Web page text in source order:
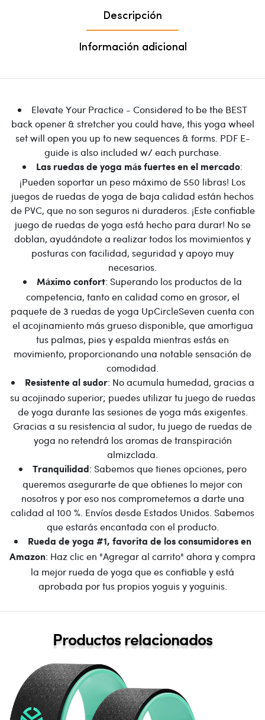
Descripción
Información adicional
Elevate Your Practice - Considered to be the BEST
back opener & stretcher you could have, this yoga wheel
set will open you up to new sequences & forms. PDF E-
guide is also included w/ each purchase.
Las ruedas de yoga más fuertes en el mercado:
¡Pueden soportar un peso máximo de 550 libras! Los
juegos de ruedas de yoga de baja calidad están hechos
de PVC, que no son seguros ni duraderos. ¡Este confiable
juego de ruedas de yoga está hecho para durar! No se
doblan, ayudándote a realizar todos los movimientos y
posturas con facilidad, seguridad y apoyo muy
necesarios.
Máximo confort: Superando los productos de la
competencia, tanto en calidad como en grosor, el
paquete de 3 ruedas de yoga UpCircleSeven cuenta con
el acojinamiento más grueso disponible, que amortigua
tus palmas, pies y espalda mientras estás en
movimiento, proporcionando una notable sensación de
comodidad.
Resistente al sudor: No acumula humedad, gracias a
su acojinado superior; puedes utilizar tu juego de ruedas
de yoga durante las sesiones de yoga más exigentes.
Gracias a su resistencia al sudor, tu juego de ruedas de
yoga no retendrá los aromas de transpiración
almizclada.
Tranquilidad : Sabemos que tienes opciones, pero
queremos asegurarte de que obtienes lo mejor con
nosotros y por eso nos comprometemos a darte una
calidad al 100 %. Envíos desde Estados Unidos. Sabemos
que estarás encantada con el producto.
Rueda de yoga #1, favorita de los consumidores en
Amazon: Haz clic en "Agregar al carrito" ahora y compra
la mejor rueda de yoga que es confiable y está
aprobada por tus propios yoguis y yoguinis.
Productos relacionados